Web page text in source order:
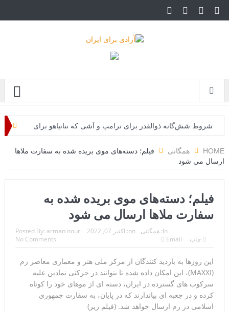
Menu
شروط شش‌گانه ذوالقدر برای ترامپ و آشی که نتانیاهو برای
ذوالقدرها پخته!
ایران؛ فرمانده ارتش آمریکا به مقامات کاخ سفید: حملات هوایی
روزنامه: محاصره دریایی صادرات نفت ایران را فلج کرد/آمریکا:
خفه خواهند شد
تحلیلگر سعودی: این توافق‌نامه پیامی بازدارنده در برابر حکومت
ایران است
مقام آمریکایی: تصورِ بازنده بودن برای ترامپ غیرقابل‌تحمل
است+فیلم: تحلیل
HOME همگانی
فیلم؛ دسته‌های موی بریده شده به سفارت ملاها
ارسال می شود
فیلم؛ دسته‌های موی بریده شده به
سفارت ملاها ارسال می شود
Posted By: arman nouri on: اکتبر 07, 2022 In: همگانی
No Comments
چاپ Email
این روزها به بازدید کنندگان از مرکز ملی هنر و معماری معاصر رم
(MAXXI)، این امکان داده شده تا بتوانند در حرکتی نمادین علیه
سرکوب های گسترده در ایران، دسته ای از موهای خود را کوتاه
کرده و در جعبه ای بیاندازند که در پایان، به سفارت جمهوری
اسلامی در رم ارسال خواهد شد. (فیلم زیر)